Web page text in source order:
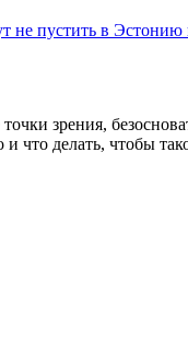
пустить в Эстонию
зрения,
что делать, чтобы